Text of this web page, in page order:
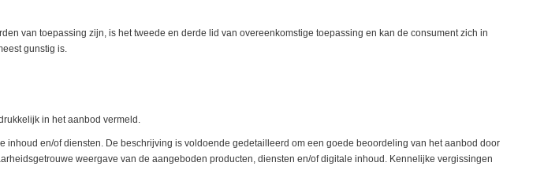
van toepassing zijn, is het tweede en derde lid van overeenkomstige toepassing en kan de consument zich in
gunstig is.
in het aanbod vermeld.
en/of diensten. De beschrijving is voldoende gedetailleerd om een goede beoordeling van het aanbod door
weergave van de aangeboden producten, diensten en/of digitale inhoud. Kennelijke vergissingen